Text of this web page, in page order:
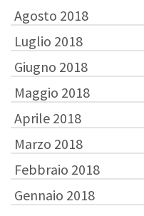
Agosto 2018
Luglio 2018
Giugno 2018
Maggio 2018
Aprile 2018
Marzo 2018
Febbraio 2018
Gennaio 2018